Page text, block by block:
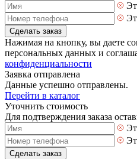
Сделать заказ
Нажимая на кнопку, вы даете
персональных данных и
конфиденциальности
Заявка отправлена
Данные успешно отправлены.
Перейти в каталог
Уточнить стоимость
Для подтверждения заказа
Сделать заказ